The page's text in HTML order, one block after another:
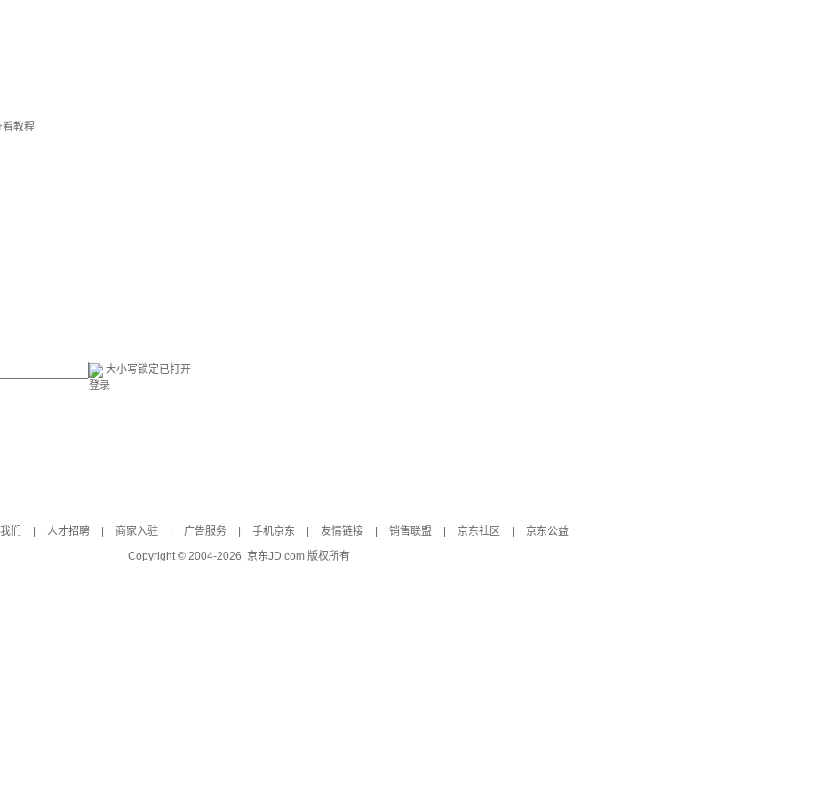
看教程
大小写锁定已打开
登录
们 人才招聘 商家入驻 广告服务 手机京东 友情链接 销售联盟 京东社区
京东公益
Copyright © 2004-2026 京东JD.com 版权所有